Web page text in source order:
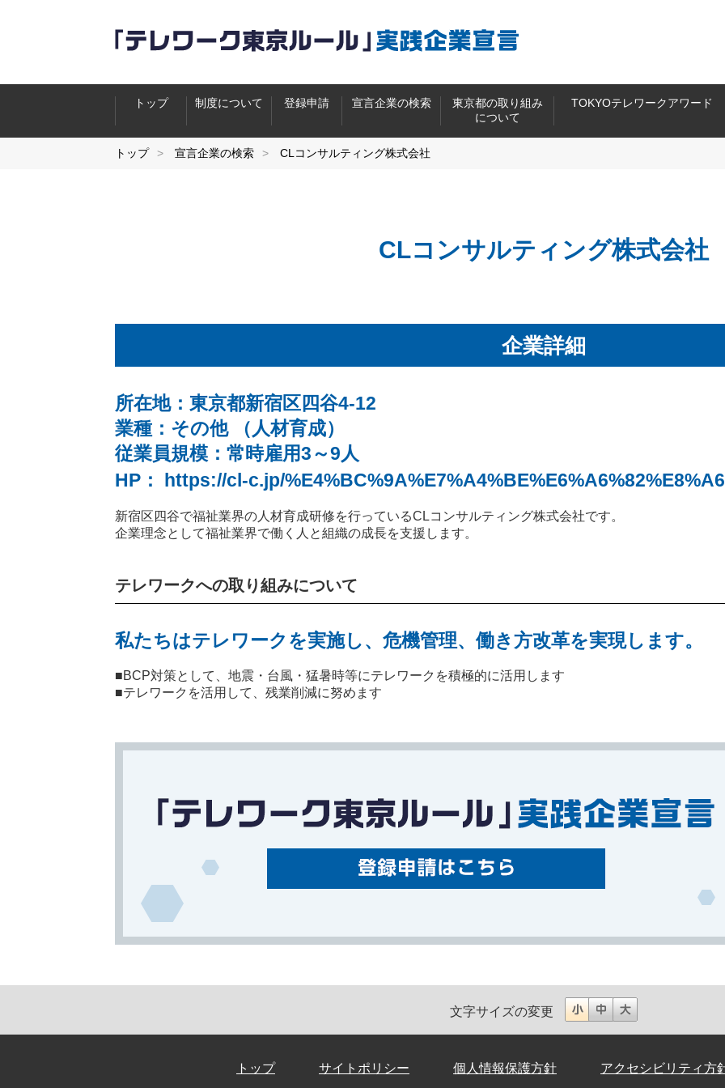
トップ 制度について 登録申請 宣言企業の検索
東京都の取り組み
について
TOKYOテレワークアワード
トップ 宣言企業の検索 CLコンサルティング株式会社
CLコンサルティング株式会社
企業詳細
所在地：東京都新宿区四谷4-12
業種：その他 （人材育成）
従業員規模：常時雇用3～9人
HP： https://cl-c.jp/
新宿区四谷で福祉業界の人材育成研修を行っているCLコンサルティング株式会社です。
企業理念として福祉業界で働く人と組織の成長を支援します。
テレワークへの取り組みについて
私たちはテレワークを実施し、危機管理、働き方改革を実現します。
■BCP対策として、地震・台風・猛暑時等にテレワークを積極的に活用します
■テレワークを活用して、残業削減に努めます
文字サイズの変更
トップ サイトポリシー 個人情報保護方針 アクセシビリティ方